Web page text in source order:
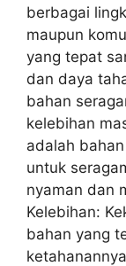
berbagai
maupun
yang tepat
dan daya
bahan
kelebihan
adalah
untuk
nyaman dan
Kelebihan:
bahan yang